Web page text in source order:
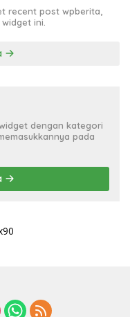
recent post wpberita,
ini.
dengan kategori
pada